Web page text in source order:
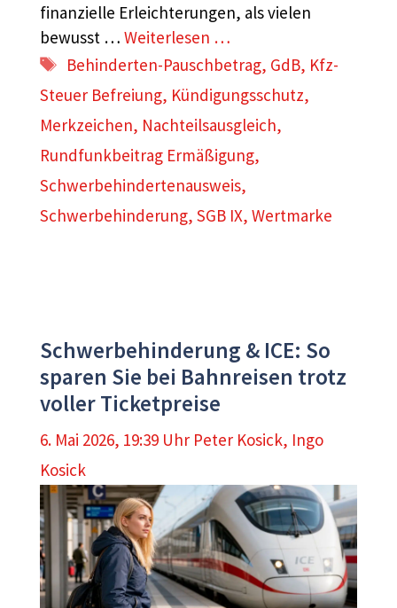
finanzielle Erleichterungen, als vielen
bewusst … Weiterlesen …
Schlagwörter
Behinderten-Pauschbetrag, GdB, Kfz-
Steuer Befreiung, Kündigungsschutz,
Merkzeichen, Nachteilsausgleich,
Rundfunkbeitrag Ermäßigung,
Schwerbehindertenausweis,
Schwerbehinderung, SGB IX, Wertmarke
Schwerbehinderung & ICE: So
sparen Sie bei Bahnreisen trotz
voller Ticketpreise
6. Mai 2026, 19:39 Uhr Peter Kosick, Ingo
Kosick